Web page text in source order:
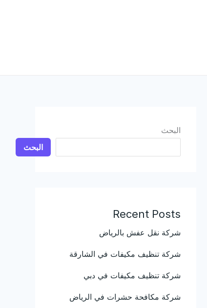
البحث
البحث
Recent Posts
شركة نقل عفش بالرياض
شركة تنظيف مكيفات في الشارقة
شركة تنظيف مكيفات في دبي
شركة مكافحة حشرات في الرياض